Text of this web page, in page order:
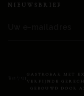
NIEUWSBRIEF
GASTROBAR MET
VERFIJNDE
GEBOUWD DOOR